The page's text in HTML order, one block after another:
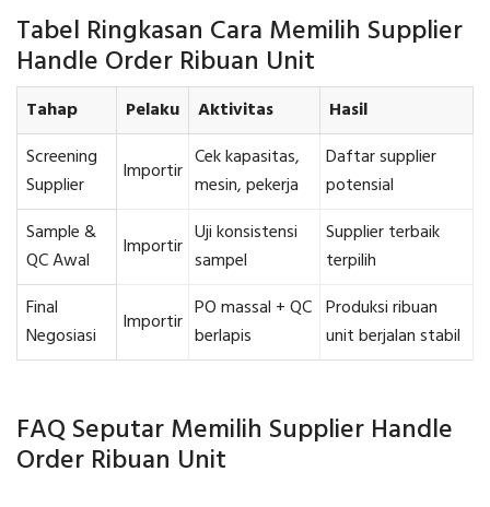
Tabel Ringkasan Cara Memilih Supplier
Handle Order Ribuan Unit
Tahap Pelaku Aktivitas
Hasil
Screening
Supplier
Importir Cek kapasitas,
mesin, pekerja
Daftar supplier
potensial
Sample &
QC Awal
Importir Uji konsistensi
sampel
Supplier terbaik
terpilih
Final
Negosiasi
Importir PO massal + QC
berlapis
Produksi ribuan
unit berjalan stabil
FAQ Seputar Memilih Supplier Handle
Order Ribuan Unit